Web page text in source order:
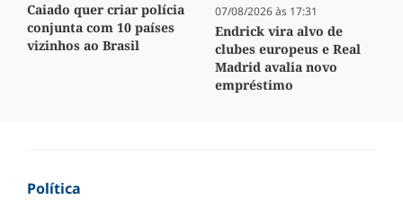
Caiado quer criar polícia
conjunta com 10 países
vizinhos ao Brasil
07/08/2026 às 17:31
Endrick vira alvo de
clubes europeus e Real
Madrid avalia novo
empréstimo
Política